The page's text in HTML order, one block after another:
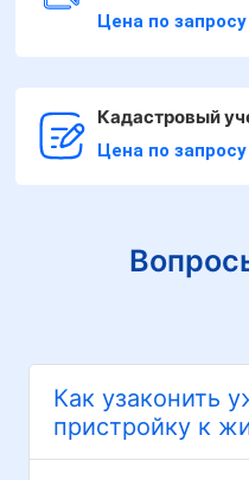
Цена по запросу
Кадастровый
Цена по запросу
Как узаконить
пристройку к